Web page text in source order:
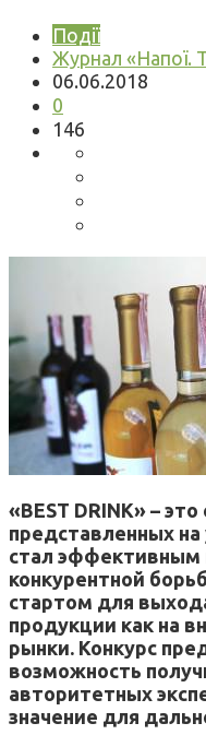
Події
Журнал «Напої.
06.06.2018
0
146
«BEST DRINK» –
представленных
стал
конкурентной
стартом для
продукции как на
рынки. Конкурс
возможность
авторитетных
значение для